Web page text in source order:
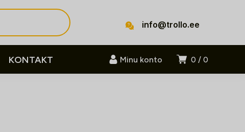
info@trollo.ee
0 0
Minu konto
KONTAKT